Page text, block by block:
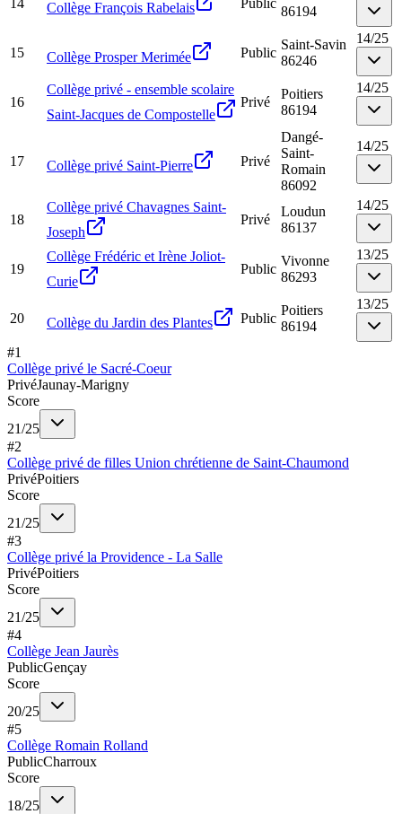
Collège François Rabelais
86194
15 Collège Prosper Merimée Public
Saint-Savin
86246
14/25
16
Collège privé - ensemble scolaire
Saint-Jacques de Compostelle
Privé
Poitiers
86194
14/25
17 Collège privé Saint-Pierre Privé
Dangé-
Saint-
Romain
86092
14/25
18
Collège privé Chavagnes Saint-
Joseph
Privé
Loudun
86137
14/25
19
Collège Frédéric et Irène Joliot-
Curie
Public
Vivonne
86293
13/25
20 Collège du Jardin des Plantes Public
Poitiers
86194
13/25
#1
Collège privé le Sacré-Coeur
PrivéJaunay-Marigny
Score
21/25
#2
Collège privé de filles Union chrétienne de Saint-Chaumond
PrivéPoitiers
Score
21/25
#3
Collège privé la Providence - La Salle
PrivéPoitiers
Score
21/25
#4
Collège Jean Jaurès
PublicGençay
Score
20/25
#5
Collège Romain Rolland
PublicCharroux
Score
18/25